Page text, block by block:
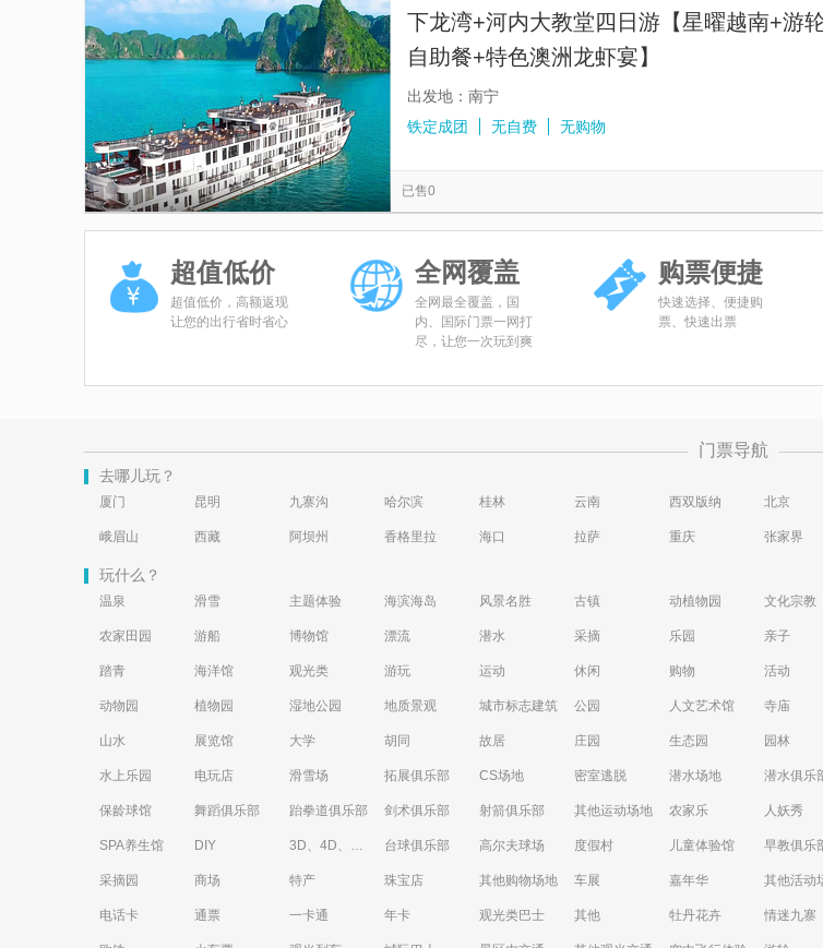
下龙湾+河内大教堂四日游【星曜越南+游
自助餐+特色澳洲龙虾宴】
出发地：南宁
铁定成团
无自费 无购物
已售0
超值低价
超值低价，高额返现
让您的出行省时省心
全网覆盖
全网最全覆盖，国
内、国际门票一网打
尽，让您一次玩到爽
购票便捷
快速选择、便捷购
票、快速出票
门票导航
去哪儿玩？
厦门 昆明 九寨沟 哈尔滨 桂林 云南 西双版纳 北京
峨眉山 西藏 阿坝州 香格里拉 海口 拉萨 重庆 张家界
玩什么？
温泉 滑雪 主题体验 海滨海岛 风景名胜 古镇 动植物园 文化宗教
农家田园 游船 博物馆 漂流 潜水 采摘 乐园 亲子
踏青 海洋馆 观光类 游玩 运动 休闲 购物 活动
动物园 植物园 湿地公园 地质景观 城市标志建筑 公园 人文艺术馆 寺庙
山水 展览馆 大学 胡同 故居 庄园 生态园 园林
水上乐园 电玩店 滑雪场 拓展俱乐部 CS场地 密室逃脱 潜水场地 潜水俱乐
保龄球馆 舞蹈俱乐部 跆拳道俱乐部 剑术俱乐部 射箭俱乐部 其他运动场地 农家乐 人妖秀
SPA养生馆 DIY 3D、4D、5D艺术体验馆 台球俱乐部 高尔夫球场 度假村 儿童体验馆 早教俱乐
采摘园 商场 特产 珠宝店 其他购物场地 车展 嘉年华 其他活动
电话卡 通票 一卡通 年卡 观光类巴士 其他 牡丹花卉 情迷九寨